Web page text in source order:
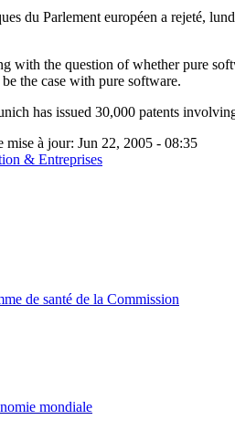
du Parlement européen a rejeté,
with the question of whether pure
the case with pure software.
has issued 30,000 patents
mise à jour: Jun 22, 2005 - 08:35
& Entreprises
de santé de la Commission
mondiale